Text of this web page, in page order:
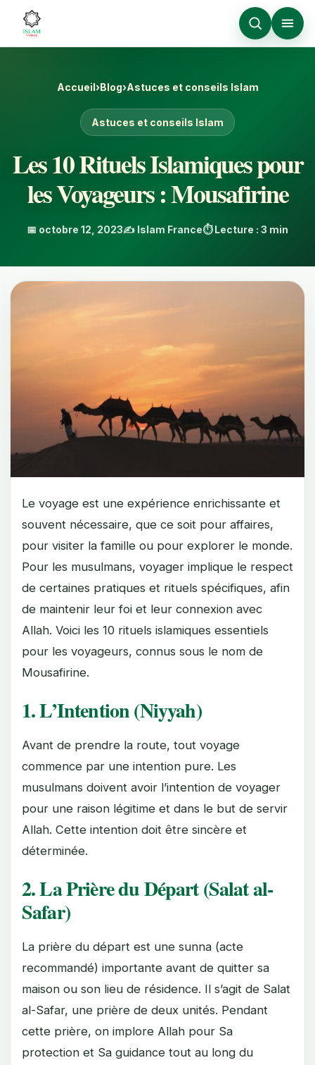
Accueil›Blog›Astuces et conseils Islam
Astuces et conseils Islam
Les 10 Rituels Islamiques pour
les Voyageurs : Mousafirine
📅 octobre 12, 2023✍️ Islam France⏱️ Lecture : 3 min
Le voyage est une expérience enrichissante et
souvent nécessaire, que ce soit pour affaires,
pour visiter la famille ou pour explorer le monde.
Pour les musulmans, voyager implique le respect
de certaines pratiques et rituels spécifiques, afin
de maintenir leur foi et leur connexion avec
Allah. Voici les 10 rituels islamiques essentiels
pour les voyageurs, connus sous le nom de
Mousafirine.
1. L’Intention (Niyyah)
Avant de prendre la route, tout voyage
commence par une intention pure. Les
musulmans doivent avoir l’intention de voyager
pour une raison légitime et dans le but de servir
Allah. Cette intention doit être sincère et
déterminée.
2. La Prière du Départ (Salat al-
Safar)
La prière du départ est une sunna (acte
recommandé) importante avant de quitter sa
maison ou son lieu de résidence. Il s’agit de Salat
al-Safar, une prière de deux unités. Pendant
cette prière, on implore Allah pour Sa
protection et Sa guidance tout au long du